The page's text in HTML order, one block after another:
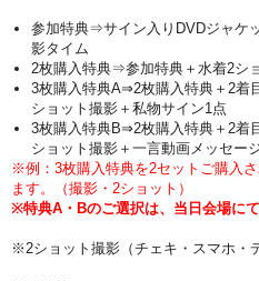
参加特典⇒サイン入りDVDジャケ
影タイム
2枚購入特典⇒参加特典＋水着2シ
3枚購入特典A⇒2枚購入特典＋2着
ショット撮影＋私物サイン1点
3枚購入特典B⇒2枚購入特典＋2着
ショット撮影＋ 一言動画メッセー
※例：3枚購入特典を2セットご購入
ます。（撮影・2ショット）
※特典A・Bのご選択は、当日会場に
※2ショット撮影（チェキ・スマホ・